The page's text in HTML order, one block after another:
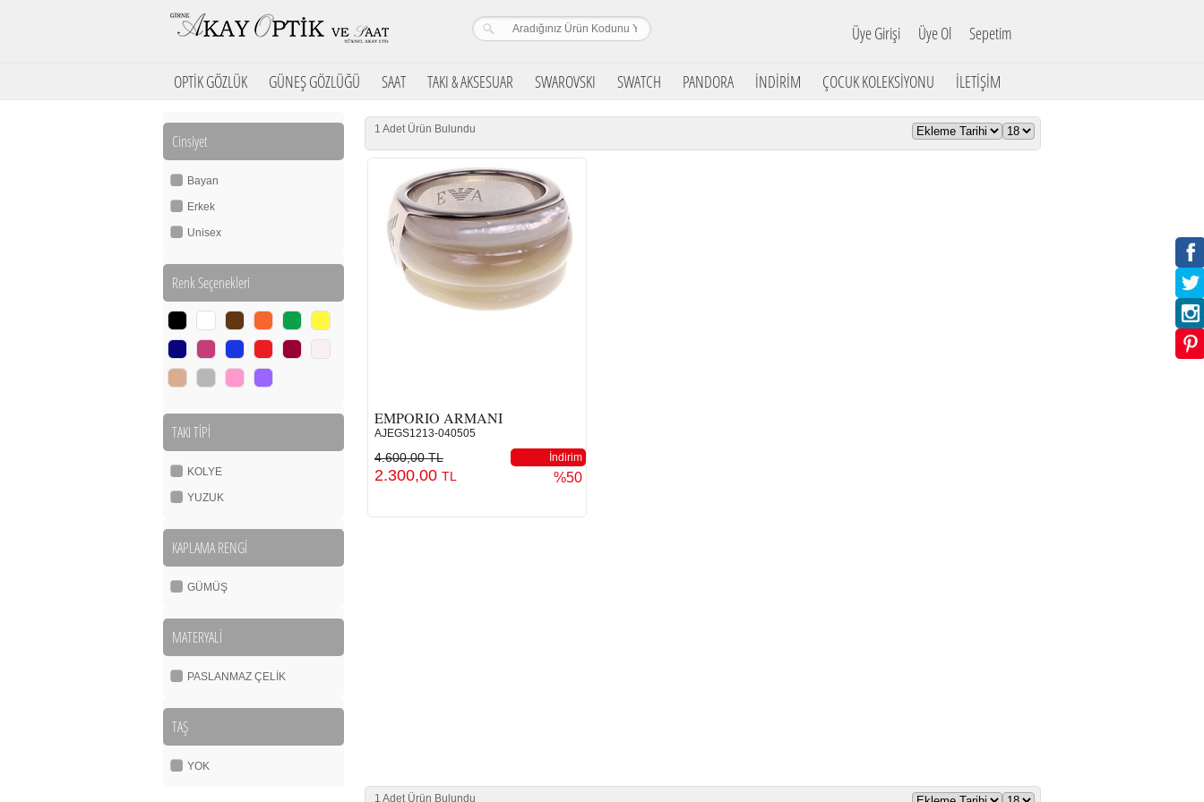
Sepetim
Üye Ol
Üye Girişi
OPTİK GÖZLÜK GÜNEŞ GÖZLÜĞÜ SAAT TAKI & AKSESUAR SWAROVSKI SWATCH PANDORA İNDİRİM ÇOCUK KOLEKSİYONU İLETİŞİM
Cinsiyet
Bayan
Erkek
Unisex
Renk Seçenekleri
TAKI TİPİ
KOLYE
YUZUK
KAPLAMA RENGİ
GÜMÜŞ
MATERYALİ
PASLANMAZ ÇELİK
TAŞ
YOK
1 Adet Ürün Bulundu
EMPORIO ARMANI
AJEGS1213-040505
4.600,00 TL İndirim
2.300,00 TL %50
1 Adet Ürün Bulundu